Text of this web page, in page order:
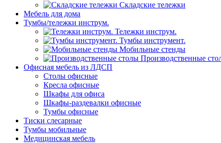
Складские тележки
Мебель для дома
Тумбы/тележки инструм.
Тележки инструм.
Тумбы инструмент.
Мобильные стенды
Производственные
Офисная мебель из ЛДСП
Столы офисные
Кресла офисные
Шкафы для офиса
Шкафы-раздевалки офисные
Тумбы офисные
Тиски слесарные
Тумбы мобильные
Медицинская мебель